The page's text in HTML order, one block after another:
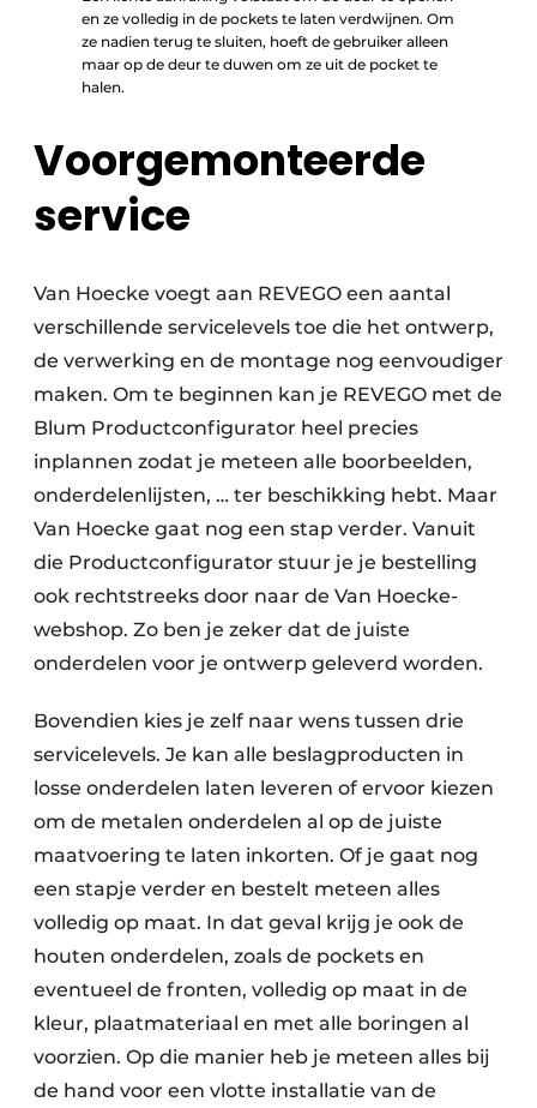
en ze volledig in de pockets te laten verdwijnen. Om
ze nadien terug te sluiten, hoeft de gebruiker alleen
maar op de deur te duwen om ze uit de pocket te
halen.
Voorgemonteerde
service
Van Hoecke voegt aan REVEGO een aantal
verschillende servicelevels toe die het ontwerp,
de verwerking en de montage nog eenvoudiger
maken. Om te beginnen kan je REVEGO met de
Blum Productconfigurator heel precies
inplannen zodat je meteen alle boorbeelden,
onderdelenlijsten, … ter beschikking hebt. Maar
Van Hoecke gaat nog een stap verder. Vanuit
die Productconfigurator stuur je je bestelling
ook rechtstreeks door naar de Van Hoecke-
webshop. Zo ben je zeker dat de juiste
onderdelen voor je ontwerp geleverd worden.
Bovendien kies je zelf naar wens tussen drie
servicelevels. Je kan alle beslagproducten in
losse onderdelen laten leveren of ervoor kiezen
om de metalen onderdelen al op de juiste
maatvoering te laten inkorten. Of je gaat nog
een stapje verder en bestelt meteen alles
volledig op maat. In dat geval krijg je ook de
houten onderdelen, zoals de pockets en
eventueel de fronten, volledig op maat in de
kleur, plaatmateriaal en met alle boringen al
voorzien. Op die manier heb je meteen alles bij
de hand voor een vlotte installatie van de